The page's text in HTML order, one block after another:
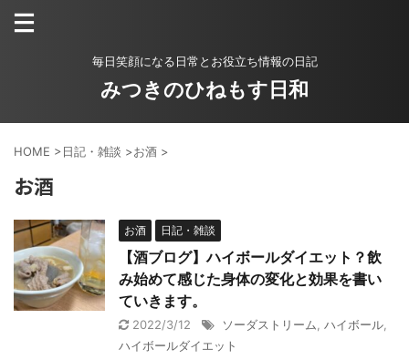
毎日笑顔になる日常とお役立ち情報の日記
みつきのひねもす日和
HOME >日記・雑談 >お酒 >
お酒
お酒 日記・雑談
【酒ブログ】ハイボールダイエット？飲
み始めて感じた身体の変化と効果を書い
ていきます。
2022/3/12 ソーダストリーム ハイボール
ハイボールダイエット